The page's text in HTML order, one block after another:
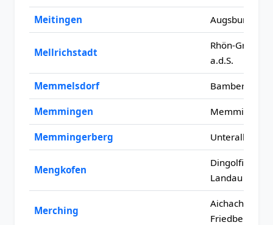
Meitingen Augsburg
Mellrichstadt
Rhön-Grabfeld
a.d.S.
Memmelsdorf Bamberg
Memmingen Memmingen
Memmingerberg Unterallgäu
Mengkofen
Dingolfing-
Landau
Merching
Aichach-
Friedberg